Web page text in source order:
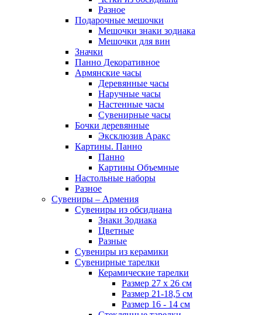
Разное
Подарочные мешочки
Мешочки знаки зодиака
Мешочки для вин
Значки
Панно Декоративное
Армянские часы
Деревянные часы
Наручные часы
Настенные часы
Сувенирные часы
Бочки деревянные
Эксклюзив Аракс
Картины. Панно
Панно
Картины Объемные
Настольные наборы
Разное
Сувениры – Армения
Сувениры из обсидиана
Знаки Зодиака
Цветные
Разные
Сувениры из керамики
Сувенирные тарелки
Керамические тарелки
Размер 27 х 26 см
Размер 21-18,5 см
Размер 16 - 14 см